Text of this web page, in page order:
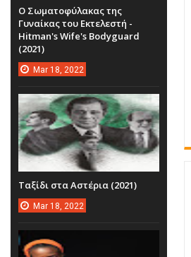
Ο Σωματοφύλακας της
Γυναίκας του Εκτελεστή -
Hitman's Wife's Bodyguard
(2021)
Mar 18, 2022
Ταξίδι στα Αστέρια (2021)
Mar 18, 2022